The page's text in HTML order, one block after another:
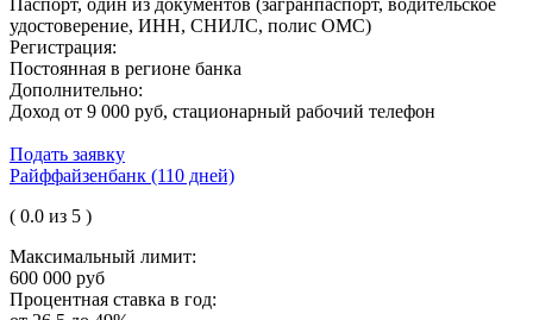
удостоверение, ИНН, СНИЛС, полис ОМС)
Регистрация:
Постоянная в регионе банка
Дополнительно:
Доход от 9 000 руб, стационарный рабочий телефон
Подать заявку
Райффайзенбанк (110 дней)
( 0.0 из 5 )
Максимальный лимит:
600 000 руб
Процентная ставка в год: